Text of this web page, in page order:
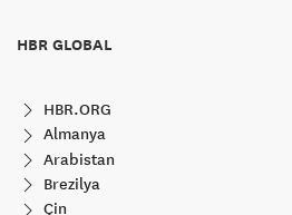
HBR GLOBAL
HBR.ORG
Almanya
Arabistan
Brezilya
Çin